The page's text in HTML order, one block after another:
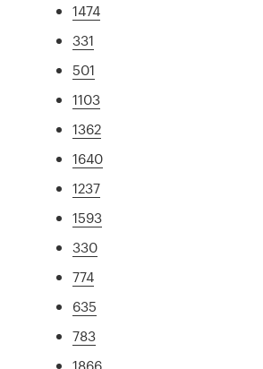
1474
331
501
1103
1362
1640
1237
1593
330
774
635
783
1866